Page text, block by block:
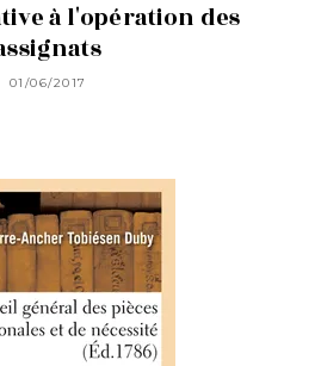
à l'opération des
01/06/2017